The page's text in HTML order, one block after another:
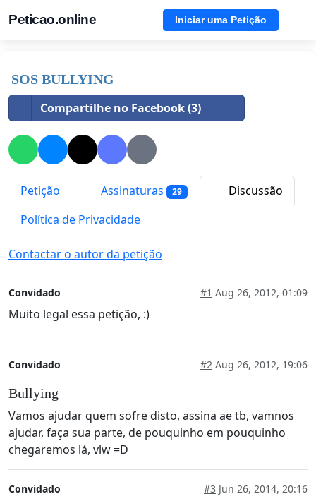
Peticao.online Iniciar uma Petição
SOS BULLYING
Compartilhe no Facebook (3)
Petição Assinaturas 29
Discussão
Política de Privacidade
Contactar o autor da petição
Convidado #1 Aug 26, 2012, 01:09
Muito legal essa petição, :)
Convidado #2 Aug 26, 2012, 19:06
Bullying
Vamos ajudar quem sofre disto, assina ae tb, vamnos
ajudar, faça sua parte, de pouquinho em pouquinho
chegaremos lá, vlw =D
Convidado #3 Jun 26, 2014, 20:16